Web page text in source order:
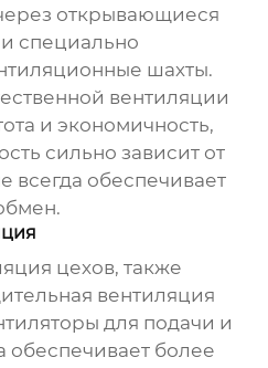
открывающиеся
специально
шахты.
вентиляции
и экономичность,
сильно зависит от
всегда обеспечивает
цехов, также
вентиляция
для подачи и
обеспечивает более